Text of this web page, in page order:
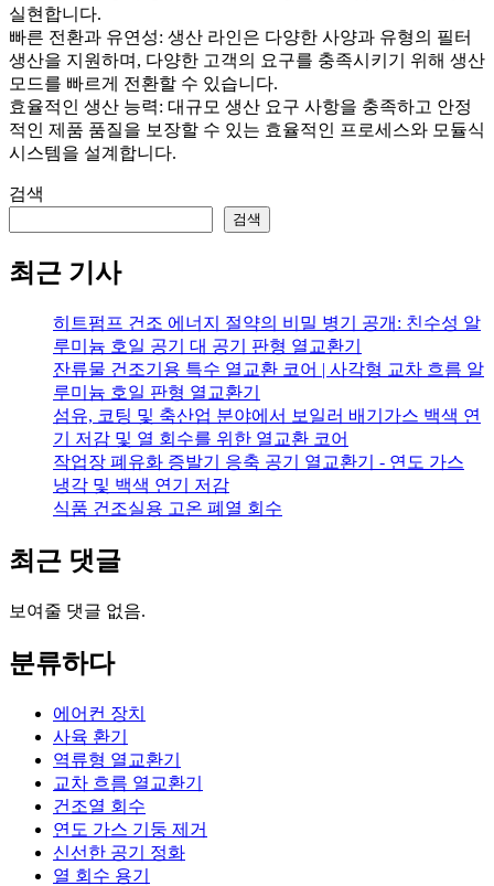
실현합니다.
빠른 전환과 유연성: 생산 라인은 다양한 사양과 유형의 필터
생산을 지원하며, 다양한 고객의 요구를 충족시키기 위해 생산
모드를 빠르게 전환할 수 있습니다.
효율적인 생산 능력: 대규모 생산 요구 사항을 충족하고 안정
적인 제품 품질을 보장할 수 있는 효율적인 프로세스와 모듈식
시스템을 설계합니다.
검색
검색
최근 기사
히트펌프 건조 에너지 절약의 비밀 병기 공개: 친수성 알
루미늄 호일 공기 대 공기 판형 열교환기
잔류물 건조기용 특수 열교환 코어 | 사각형 교차 흐름 알
루미늄 호일 판형 열교환기
섬유, 코팅 및 축산업 분야에서 보일러 배기가스 백색 연
기 저감 및 열 회수를 위한 열교환 코어
작업장 폐유화 증발기 응축 공기 열교환기 - 연도 가스
냉각 및 백색 연기 저감
식품 건조실용 고온 폐열 회수
최근 댓글
보여줄 댓글 없음.
분류하다
에어컨 장치
사육 환기
역류형 열교환기
교차 흐름 열교환기
건조열 회수
연도 가스 기둥 제거
신선한 공기 정화
열 회수 용기